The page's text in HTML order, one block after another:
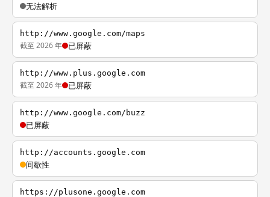
无法解析
http://www.google.com/maps
截至 2026 年 已屏蔽
http://www.plus.google.com
截至 2026 年 已屏蔽
http://www.google.com/buzz
已屏蔽
http://accounts.google.com
间歇性
https://plusone.google.com